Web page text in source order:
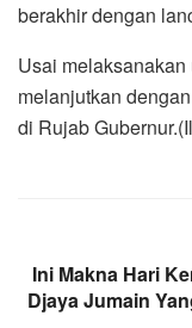
berakhir dengan
Usai
melanjutkan
di Rujab
Ini Makna Hari
Djaya Jumain